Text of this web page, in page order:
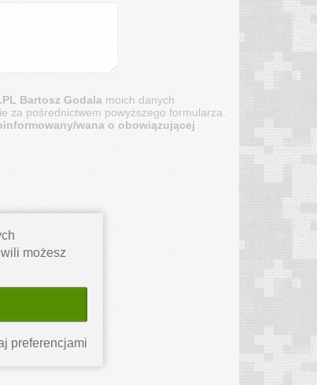
Bartosz Godala moich danych
za pośrednictwem powyższego formularza.
wana o obowiązującej
możesz
preferencjami